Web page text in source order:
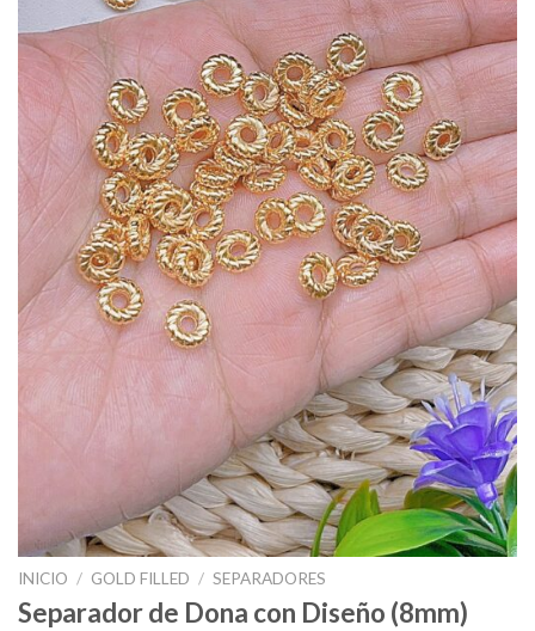
INICIO / GOLD FILLED / SEPARADORES
Separador de Dona con Diseño (8mm)